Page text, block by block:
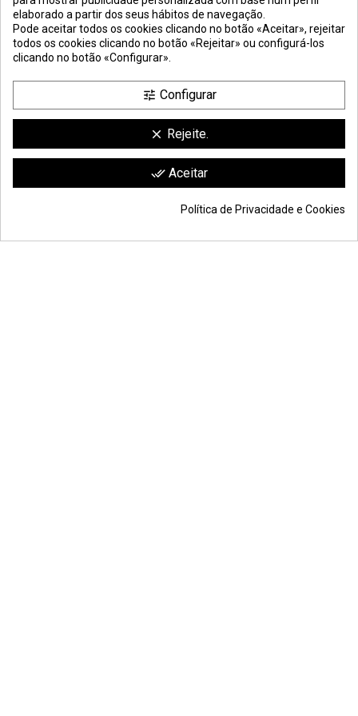
compra aometro linear– mínimo de encomenda:12 metros(fornecido em barras de 3 m)
Adicionar ao carrinho * 37,32 €
clic aquí para mostrar el certificado.
elaborado a partir dos seus hábitos de navegação.
Pode aceitar todos os cookies clicando no botão «Aceitar», rejeitar
todos os cookies clicando no botão «Rejeitar» ou configurá-los
clicando no botão «Configurar».
tune Configurar
clear Rejeite.
done_all Aceitar
Política de Privacidade e Cookies